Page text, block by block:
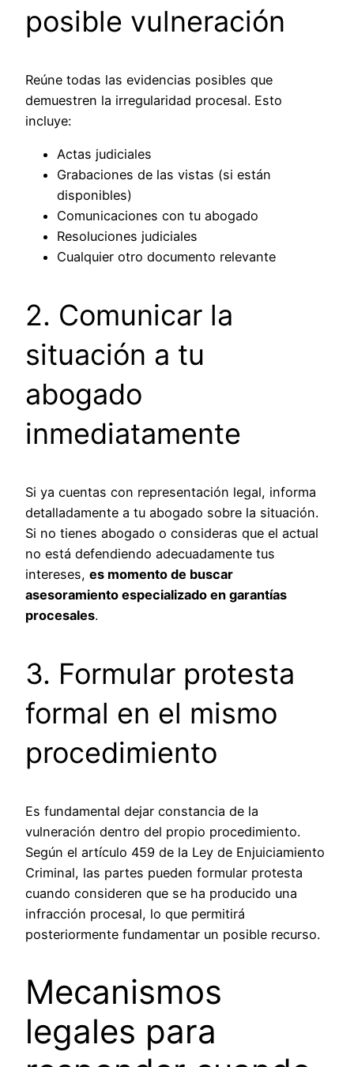
posible vulneración
Reúne todas las evidencias posibles que
demuestren la irregularidad procesal. Esto
incluye:
Actas judiciales
Grabaciones de las vistas (si están
disponibles)
Comunicaciones con tu abogado
Resoluciones judiciales
Cualquier otro documento relevante
2. Comunicar la
situación a tu
abogado
inmediatamente
Si ya cuentas con representación legal, informa
detalladamente a tu abogado sobre la situación.
Si no tienes abogado o consideras que el actual
no está defendiendo adecuadamente tus
intereses, es momento de buscar
asesoramiento especializado en garantías
procesales.
3. Formular protesta
formal en el mismo
procedimiento
Es fundamental dejar constancia de la
vulneración dentro del propio procedimiento.
Según el artículo 459 de la Ley de Enjuiciamiento
Criminal, las partes pueden formular protesta
cuando consideren que se ha producido una
infracción procesal, lo que permitirá
posteriormente fundamentar un posible recurso.
Mecanismos
legales para